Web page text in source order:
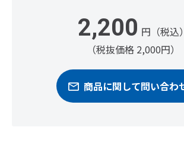
2,200 円（税込）
（税抜価格 2,000円）
商品に関して問い合わ